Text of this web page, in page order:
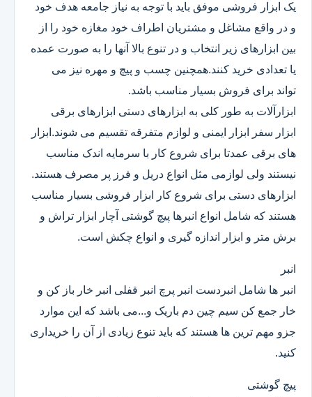
یک ابزار فروشی موفق باید با توجه به نیاز جامعه هدف خود
و در واقع مشاغل و مشتریان اطراف خود مغازه خود را از
بین ابزارهای زیر انتخاب و در تنوع بالا آنها را به صورت عمده
یا تعدادی خرید کنند.همچنین چسب و پیچ و مهره نیز می
تواند برای فروش بسیار مناسب باشد.
ابزارآلات به طور کلی به ابزارهای دستی ابزارهای برقی
ابزار سفر ابزار ایمنی و لوازم متفرقه تقسیم می شوند.ابزار
های برقی عمدتا برای شروع کار با سرمایه اندک مناسب
نیستند ولی لوازمی مثل انواع دریل و فرز پر مصرف هستند.
ابزارهای دستی برای شروع کار ابزار فروشی بسیار مناسب
هستند که شامل انواع انبرها پیچ گوشتی آچار ابزار تراش و
برش متر و ابزار اندازه گیری و انواع چکش است.
انبر
انبر ها شامل انبردست انبر پرچ انبر قفلی انبر خار باز کن و
خار جمع کن سیم چین دم باریک و...می باشد که این موارد
جزو مهم ترین ها هستند که باید تنوع زیادی از آن را خریداری
کنید.
پیچ گوشتی